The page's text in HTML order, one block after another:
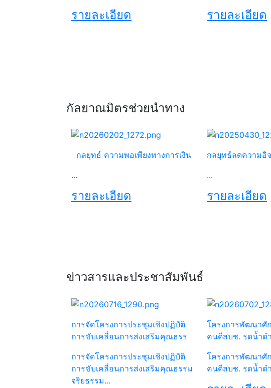
รายละเอียด รายละเอียด
กัลยาณมิตรช่วยนำทาง
กลยุทธ์ ความพอเพียงทางการเงิน
...
รายละเอียด
กลยุทธ์ลดความอิ
...
รายละเอียด
ข่าวสารและประชาสัมพันธ์
การจัดโครงการประชุมเชิงปฏิบัติ
การขับเคลื่อนการส่งเสริมคุณธรร
การจัดโครงการประชุมเชิงปฏิบัติ
การขับเคลื่อนการส่งเสริมคุณธรรม
จริยธรรม...
โครงการพัฒนาศั
คนดีสบช. รดน้ำด
โครงการพัฒนาศั
คนดีสบช. รดน้ำด